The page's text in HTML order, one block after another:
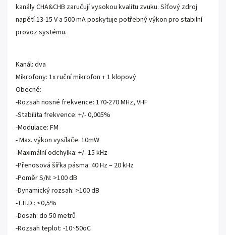
kanály CHA&CHB zaručují vysokou kvalitu zvuku. Síťový zdroj
napětí 13-15 V a 500 mA poskytuje potřebný výkon pro stabilní
provoz systému.
Kanál: dva
Mikrofony: 1x ruční mikrofon + 1 klopový
Obecné:
-Rozsah nosné frekvence: 170-270 MHz, VHF
-Stabilita frekvence: +/- 0,005%
-Modulace: FM
- Max. výkon vysílače: 10mW
-Maximální odchylka: +/- 15 kHz
-Přenosová šířka pásma: 40 Hz – 20 kHz
-Poměr S/N: >100 dB
-Dynamický rozsah: >100 dB
-T.H.D.: <0,5%
-Dosah: do 50 metrů
-Rozsah teplot: -10~50oC